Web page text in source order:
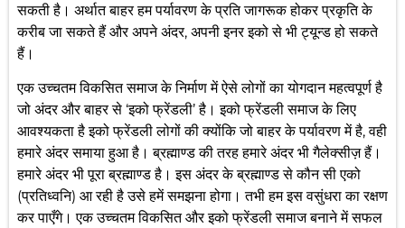
सकती है। अर्थात बाहर हम पर्यावरण के प्रति जागरूक होकर प्रकृति के
करीब जा सकते हैं और अपने अंदर, अपनी इनर इको से भी ट्यून्ड हो सकते
हैं।
एक उच्चतम विकसित समाज के निर्माण में ऐसे लोगों का योगदान महत्वपूर्ण है
जो अंदर और बाहर से ‘इको फ्रेंडली’ है। इको फ्रेंडली समाज के लिए
आवश्यकता है इको फ्रेंडली लोगों की क्योंकि जो बाहर के पर्यावरण में है, वही
हमारे अंदर समाया हुआ है। ब्रह्माण्ड की तरह हमारे अंदर भी गैलेक्सीज़ हैं।
हमारे अंदर भी पूरा ब्रह्माण्ड है। इस अंदर के ब्रह्माण्ड से कौन सी एको
(प्रतिध्वनि) आ रही है उसे हमें समझना होगा। तभी हम इस वसुंधरा का रक्षण
कर पाएँगे। एक उच्चतम विकसित और इको फ्रेंडली समाज बनाने में सफल